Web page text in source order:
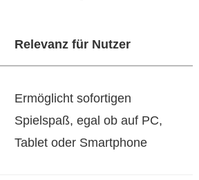
Relevanz für Nutzer
Ermöglicht sofortigen
Spielspaß, egal ob auf PC,
Tablet oder Smartphone